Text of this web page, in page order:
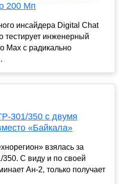
200 Мп
инсайдера Digital Chat
тестирует инженерный
Max с радикально
301/350 с двумя
«Байкала»
взялась за
С виду и по своей
Ан-2, только получает